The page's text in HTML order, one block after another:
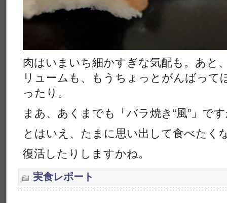
肉はいまいち細かすぎな気配も。あと
リュームも、もうちょっとがんばって
ったり。
まあ、あくまでも「バラ焼き“風”」で
とはいえ、たまに思い出して食べたく
復活したりしますかね。
実食レポート